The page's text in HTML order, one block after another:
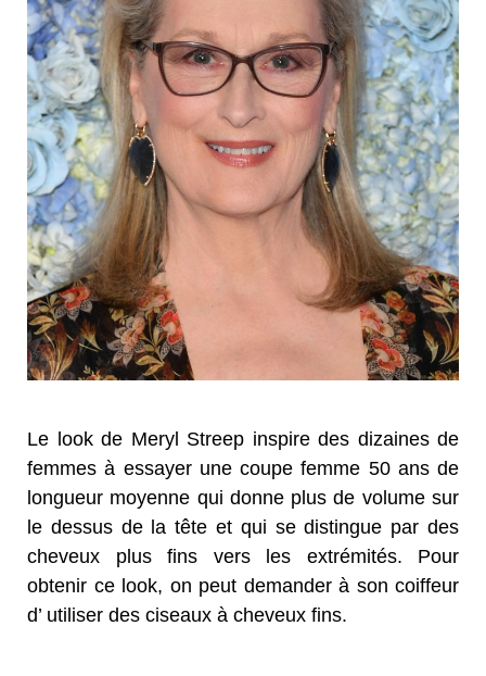
Le look de Meryl Streep inspire des dizaines de
femmes à essayer une coupe femme 50 ans de
longueur moyenne qui donne plus de volume sur
le dessus de la tête et qui se distingue par des
cheveux plus fins vers les extrémités. Pour
obtenir ce look, on peut demander à son coiffeur
d’ utiliser des ciseaux à cheveux fins.